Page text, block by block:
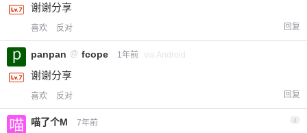
谢谢分享
喜欢 反对 回复
panpan @ fcope 1年前 via Android
谢谢分享
喜欢 反对 回复
喵了个M 7年前 4